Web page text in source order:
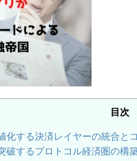
目次
化する決済レイヤーの統合と
破するプロトコル経済圏の構